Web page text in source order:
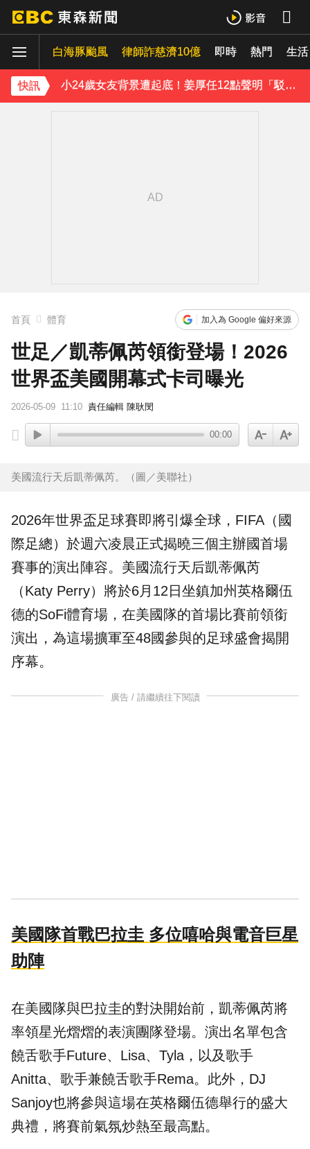
白海豚颱風 律師詐慈濟10億 即時 熱門 生活
快訊
下載東森App，隨時掌握天下大小事！
小24歲女友背景遭起底！姜厚任12點聲明「駁小三傳聞」：你在講三小？
首頁 體育 加入為 Google 偏好來源
世足／凱蒂佩芮領銜登場！2026
世界盃美國開幕式卡司曝光
2026-05-09 11:10 責任編輯 陳耿閔
00:00
美國流行天后凱蒂佩芮。（圖／美聯社）
2026年世界盃足球賽即將引爆全球，FIFA（國
際足總）於週六凌晨正式揭曉三個主辦國首場
賽事的演出陣容。美國流行天后凱蒂佩芮
（Katy Perry）將於6月12日坐鎮加州英格爾伍
德的SoFi體育場，在美國隊的首場比賽前領銜
演出，為這場擴軍至48國參與的足球盛會揭開
序幕。
廣告 / 請繼續往下閱讀
美國隊首戰巴拉圭 多位嘻哈與電音巨星
助陣
在美國隊與巴拉圭的對決開始前，凱蒂佩芮將
率領星光熠熠的表演團隊登場。演出名單包含
饒舌歌手Future、Lisa、Tyla，以及歌手
Anitta、歌手兼饒舌歌手Rema。此外，DJ
Sanjoy也將參與這場在英格爾伍德舉行的盛大
典禮，將賽前氣氛炒熱至最高點。